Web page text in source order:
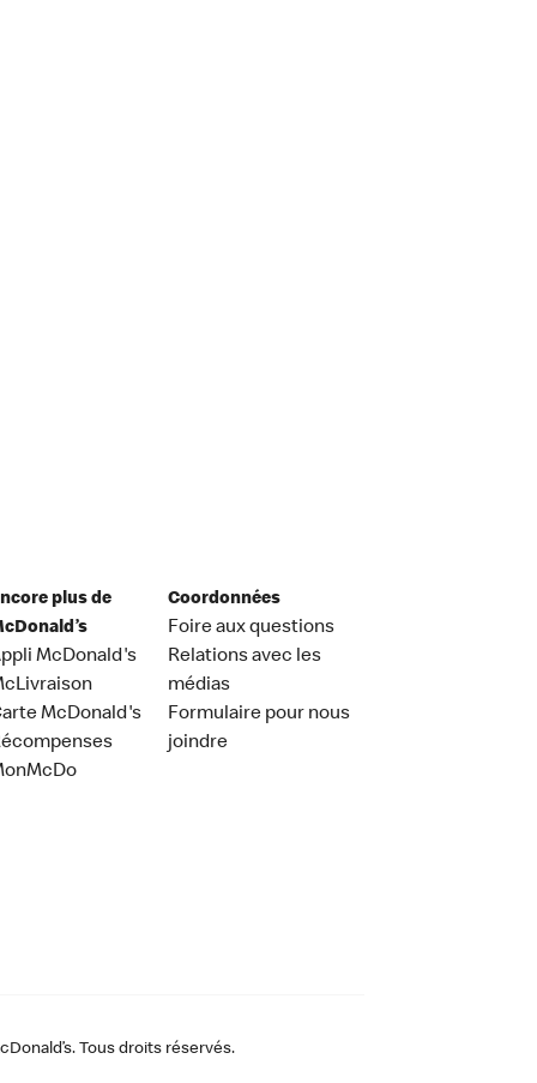
plus de
McDonald's
McDonald's
Coordonnées
Foire aux questions
Relations avec les
médias
Formulaire pour nous
joindre
Tous droits réservés.